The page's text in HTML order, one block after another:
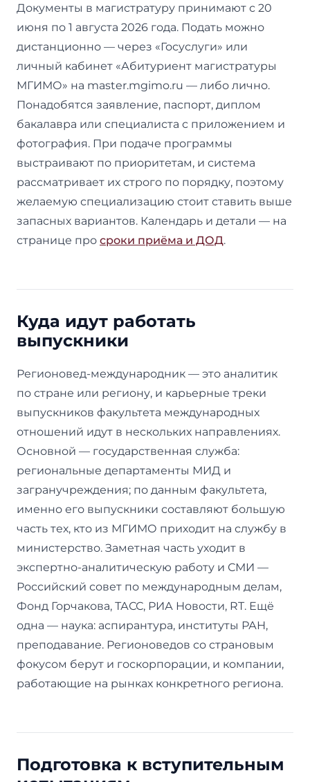
Документы в магистратуру принимают с 20
июня по 1 августа 2026 года. Подать можно
дистанционно — через «Госуслуги» или
личный кабинет «Абитуриент магистратуры
МГИМО» на master.mgimo.ru — либо лично.
Понадобятся заявление, паспорт, диплом
бакалавра или специалиста с приложением и
фотография. При подаче программы
выстраивают по приоритетам, и система
рассматривает их строго по порядку, поэтому
желаемую специализацию стоит ставить выше
запасных вариантов. Календарь и детали — на
странице про сроки приёма и ДОД.
Куда идут работать
выпускники
Регионовед-международник — это аналитик
по стране или региону, и карьерные треки
выпускников факультета международных
отношений идут в нескольких направлениях.
Основной — государственная служба:
региональные департаменты МИД и
загранучреждения; по данным факультета,
именно его выпускники составляют большую
часть тех, кто из МГИМО приходит на службу в
министерство. Заметная часть уходит в
экспертно-аналитическую работу и СМИ —
Российский совет по международным делам,
Фонд Горчакова, ТАСС, РИА Новости, RT. Ещё
одна — наука: аспирантура, институты РАН,
преподавание. Регионоведов со страновым
фокусом берут и госкорпорации, и компании,
работающие на рынках конкретного региона.
Подготовка к вступительным